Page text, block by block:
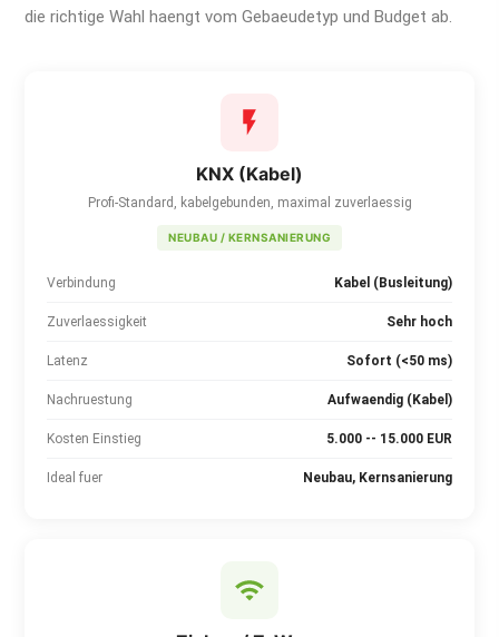
die richtige Wahl haengt vom Gebaeudetyp und Budget ab.
KNX (Kabel)
Profi-Standard, kabelgebunden, maximal zuverlaessig
NEUBAU / KERNSANIERUNG
Verbindung Kabel (Busleitung)
Zuverlaessigkeit Sehr hoch
Latenz Sofort (<50 ms)
Nachruestung Aufwaendig (Kabel)
Kosten Einstieg 5.000 -- 15.000 EUR
Ideal fuer Neubau, Kernsanierung